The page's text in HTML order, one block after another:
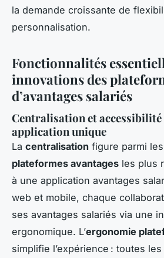
la demande croissante de
personnalisation.
Fonctionnalités
innovations des
d’avantages salariés
Centralisation et accessibilité
application unique
La centralisation figure parmi les
plateformes avantages les plus
à une application avantages
web et mobile, chaque
ses avantages salariés via une
ergonomique. L’ergonomie
simplifie l’expérience : toutes